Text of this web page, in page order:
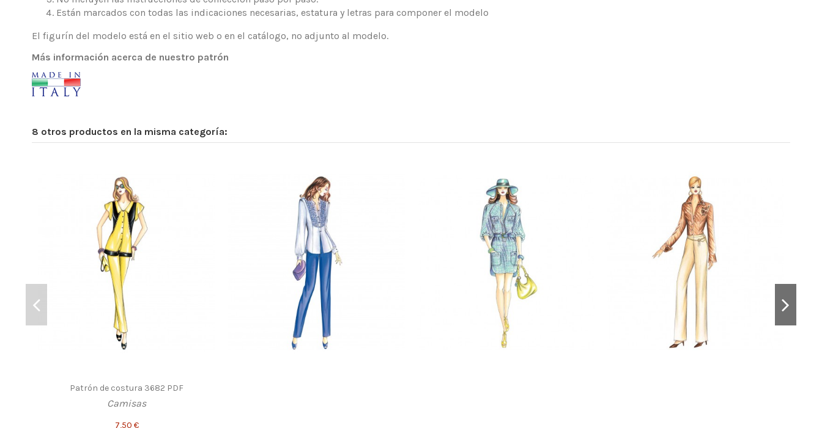
Están marcados con todas las indicaciones necesarias, estatura y letras para componer el modelo
El figurín del modelo está en el sitio web o en el catálogo, no adjunto al modelo.
Más información acerca de nuestro patrón
8 otros productos en la misma categoría:
Patrón de costura 3682 PDF
Camisas
7,50 €